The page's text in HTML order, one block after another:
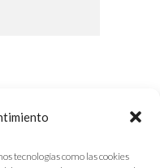
tecnologías como las cookies